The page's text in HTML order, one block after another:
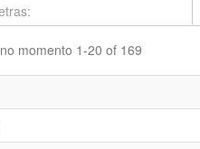
momento 1-20 of 169